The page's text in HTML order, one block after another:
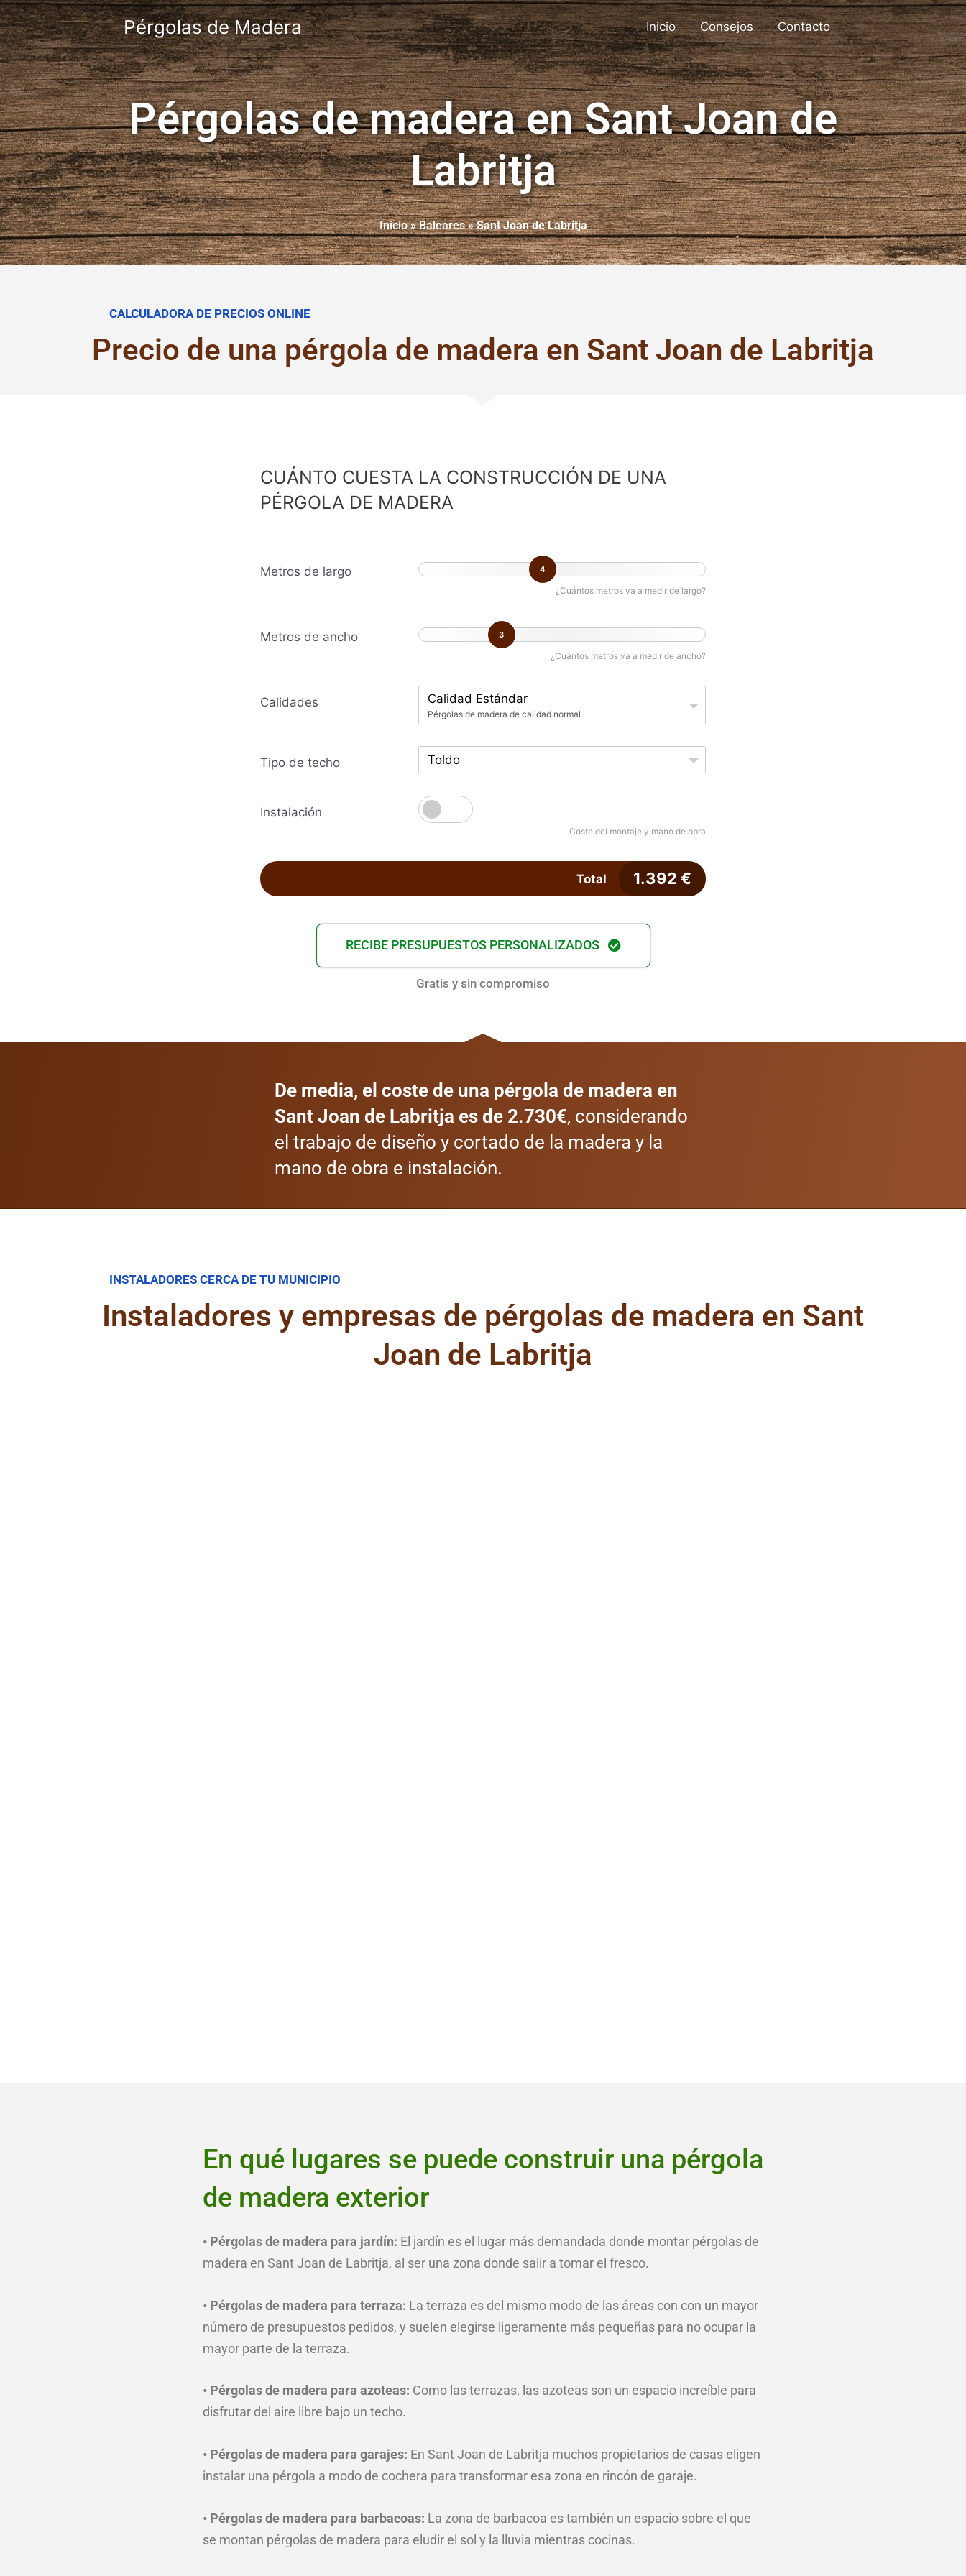
Pérgolas de Madera Inicio Consejos Contacto
Pérgolas de madera en Sant Joan de
Labritja
Inicio»Baleares»Sant Joan de Labritja
CALCULADORA DE PRECIOS ONLINE
Precio de una pérgola de madera en Sant Joan de Labritja
CUÁNTO CUESTA LA CONSTRUCCIÓN DE UNA
PÉRGOLA DE MADERA
Metros de largo 4
¿Cuántos metros va a medir de largo?
Metros de ancho 3
¿Cuántos metros va a medir de ancho?
Calidades Calidad Estándar
Pérgolas de madera de calidad normal
Tipo de techo Toldo
Instalación
Coste del montaje y mano de obra
Total 1.392 €
RECIBE PRESUPUESTOS PERSONALIZADOS
Gratis y sin compromiso
De media, el coste de una pérgola de madera en
Sant Joan de Labritja es de 2.730€, considerando
el trabajo de diseño y cortado de la madera y la
mano de obra e instalación.
INSTALADORES CERCA DE TU MUNICIPIO
Instaladores y empresas de pérgolas de madera en Sant
Joan de Labritja
En qué lugares se puede construir una pérgola
de madera exterior
• Pérgolas de madera para jardín: El jardín es el lugar más demandada donde montar pérgolas de
madera en Sant Joan de Labritja, al ser una zona donde salir a tomar el fresco.
• Pérgolas de madera para terraza: La terraza es del mismo modo de las áreas con con un mayor
número de presupuestos pedidos, y suelen elegirse ligeramente más pequeñas para no ocupar la
mayor parte de la terraza.
• Pérgolas de madera para azoteas: Como las terrazas, las azoteas son un espacio increíble para
disfrutar del aire libre bajo un techo.
• Pérgolas de madera para garajes: En Sant Joan de Labritja muchos propietarios de casas eligen
instalar una pérgola a modo de cochera para transformar esa zona en rincón de garaje.
• Pérgolas de madera para barbacoas: La zona de barbacoa es también un espacio sobre el que
se montan pérgolas de madera para eludir el sol y la lluvia mientras cocinas.